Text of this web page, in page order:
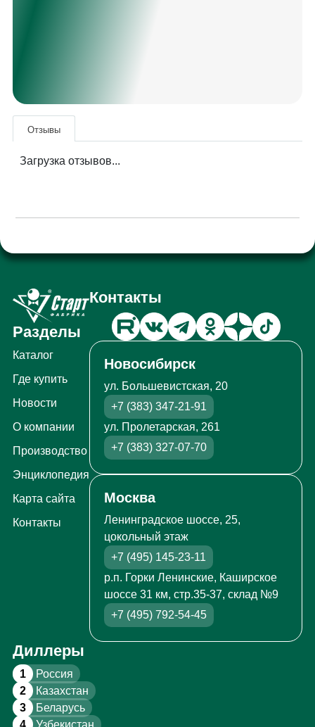
Отзывы
Загрузка отзывов...
Разделы
Каталог
Где купить
Новости
О компании
Производство
Энциклопедия
Карта сайта
Контакты
Контакты
Новосибирск
ул. Большевистская, 20
+7 (383) 347-21-91
ул. Пролетарская, 261
+7 (383) 327-07-70
Москва
Ленинградское шоссе, 25,
цокольный этаж
+7 (495) 145-23-11
р.п. Горки Ленинские, Каширское
шоссе 31 км, стр.35-37, склад №9
+7 (495) 792-54-45
Диллеры
1 Россия
2 Казахстан
3 Беларусь